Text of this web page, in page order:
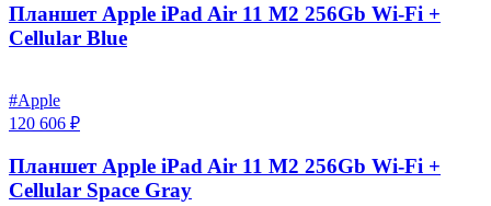
Планшет Apple iPad Air 11 M2 256Gb Wi-Fi +
Cellular Blue
#Apple
120 606 ₽
Планшет Apple iPad Air 11 M2 256Gb Wi-Fi +
Cellular Space Gray